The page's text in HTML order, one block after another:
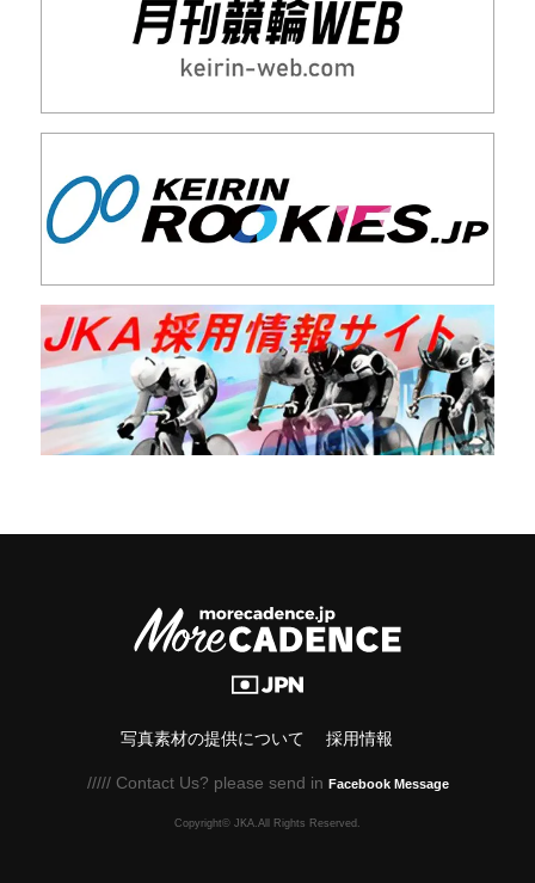
写真素材の提供について 採用情報
///// Contact Us? please send in Facebook Message
Copyright© JKA.All Rights Reserved.